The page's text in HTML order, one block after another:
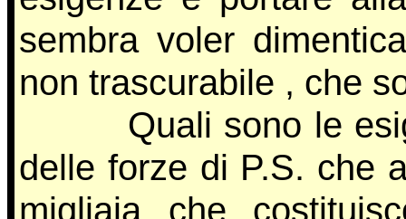
sembra voler
non trascurabile , che
Quali sono le
delle forze di P.S. che
migliaia che